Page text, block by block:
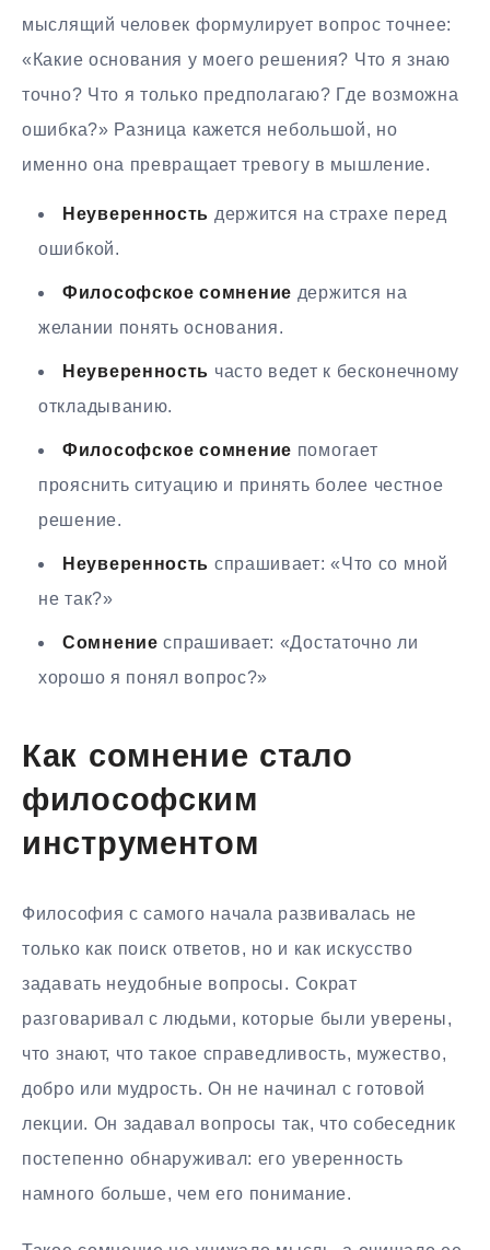
мыслящий человек формулирует вопрос точнее:
«Какие основания у моего решения? Что я знаю
точно? Что я только предполагаю? Где возможна
ошибка?» Разница кажется небольшой, но
именно она превращает тревогу в мышление.
Неуверенность держится на страхе перед
ошибкой.
Философское сомнение держится на
желании понять основания.
Неуверенность часто ведет к бесконечному
откладыванию.
Философское сомнение помогает
прояснить ситуацию и принять более честное
решение.
Неуверенность спрашивает: «Что со мной
не так?»
Сомнение спрашивает: «Достаточно ли
хорошо я понял вопрос?»
Как сомнение стало
философским
инструментом
Философия с самого начала развивалась не
только как поиск ответов, но и как искусство
задавать неудобные вопросы. Сократ
разговаривал с людьми, которые были уверены,
что знают, что такое справедливость, мужество,
добро или мудрость. Он не начинал с готовой
лекции. Он задавал вопросы так, что собеседник
постепенно обнаруживал: его уверенность
намного больше, чем его понимание.